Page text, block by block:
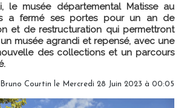
le musée départemental Matisse au
a fermé ses portes pour un an de
et de restructuration qui permettront
musée agrandi et repensé, avec une
des collections et un parcours
Bruno Courtin le Mercredi 28 Juin 2023 à 00:05